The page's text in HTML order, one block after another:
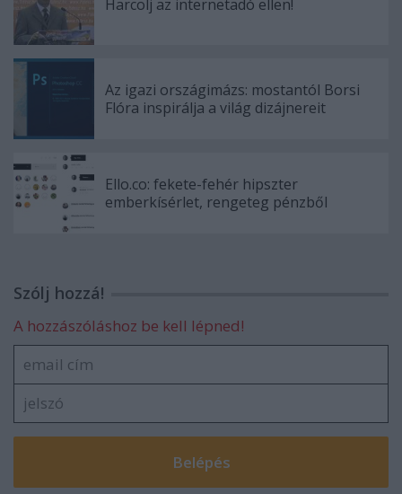
Harcolj az internetadó ellen!
Az igazi országimázs: mostantól Borsi
Flóra inspirálja a világ dizájnereit
Ello.co: fekete-fehér hipszter
emberkísérlet, rengeteg pénzből
Szólj hozzá!
A hozzászóláshoz be kell lépned!